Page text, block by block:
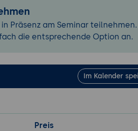
Drill zur Datenverarbeitung
von virtuellen Datasets
Drill für große Datenmengen
und Rollen in Apache Drill.
Sicherheitsrichtlinien und
Präsenz am Seminar teilnehmen.
die entsprechende Option an.
Im Kalender
Preis